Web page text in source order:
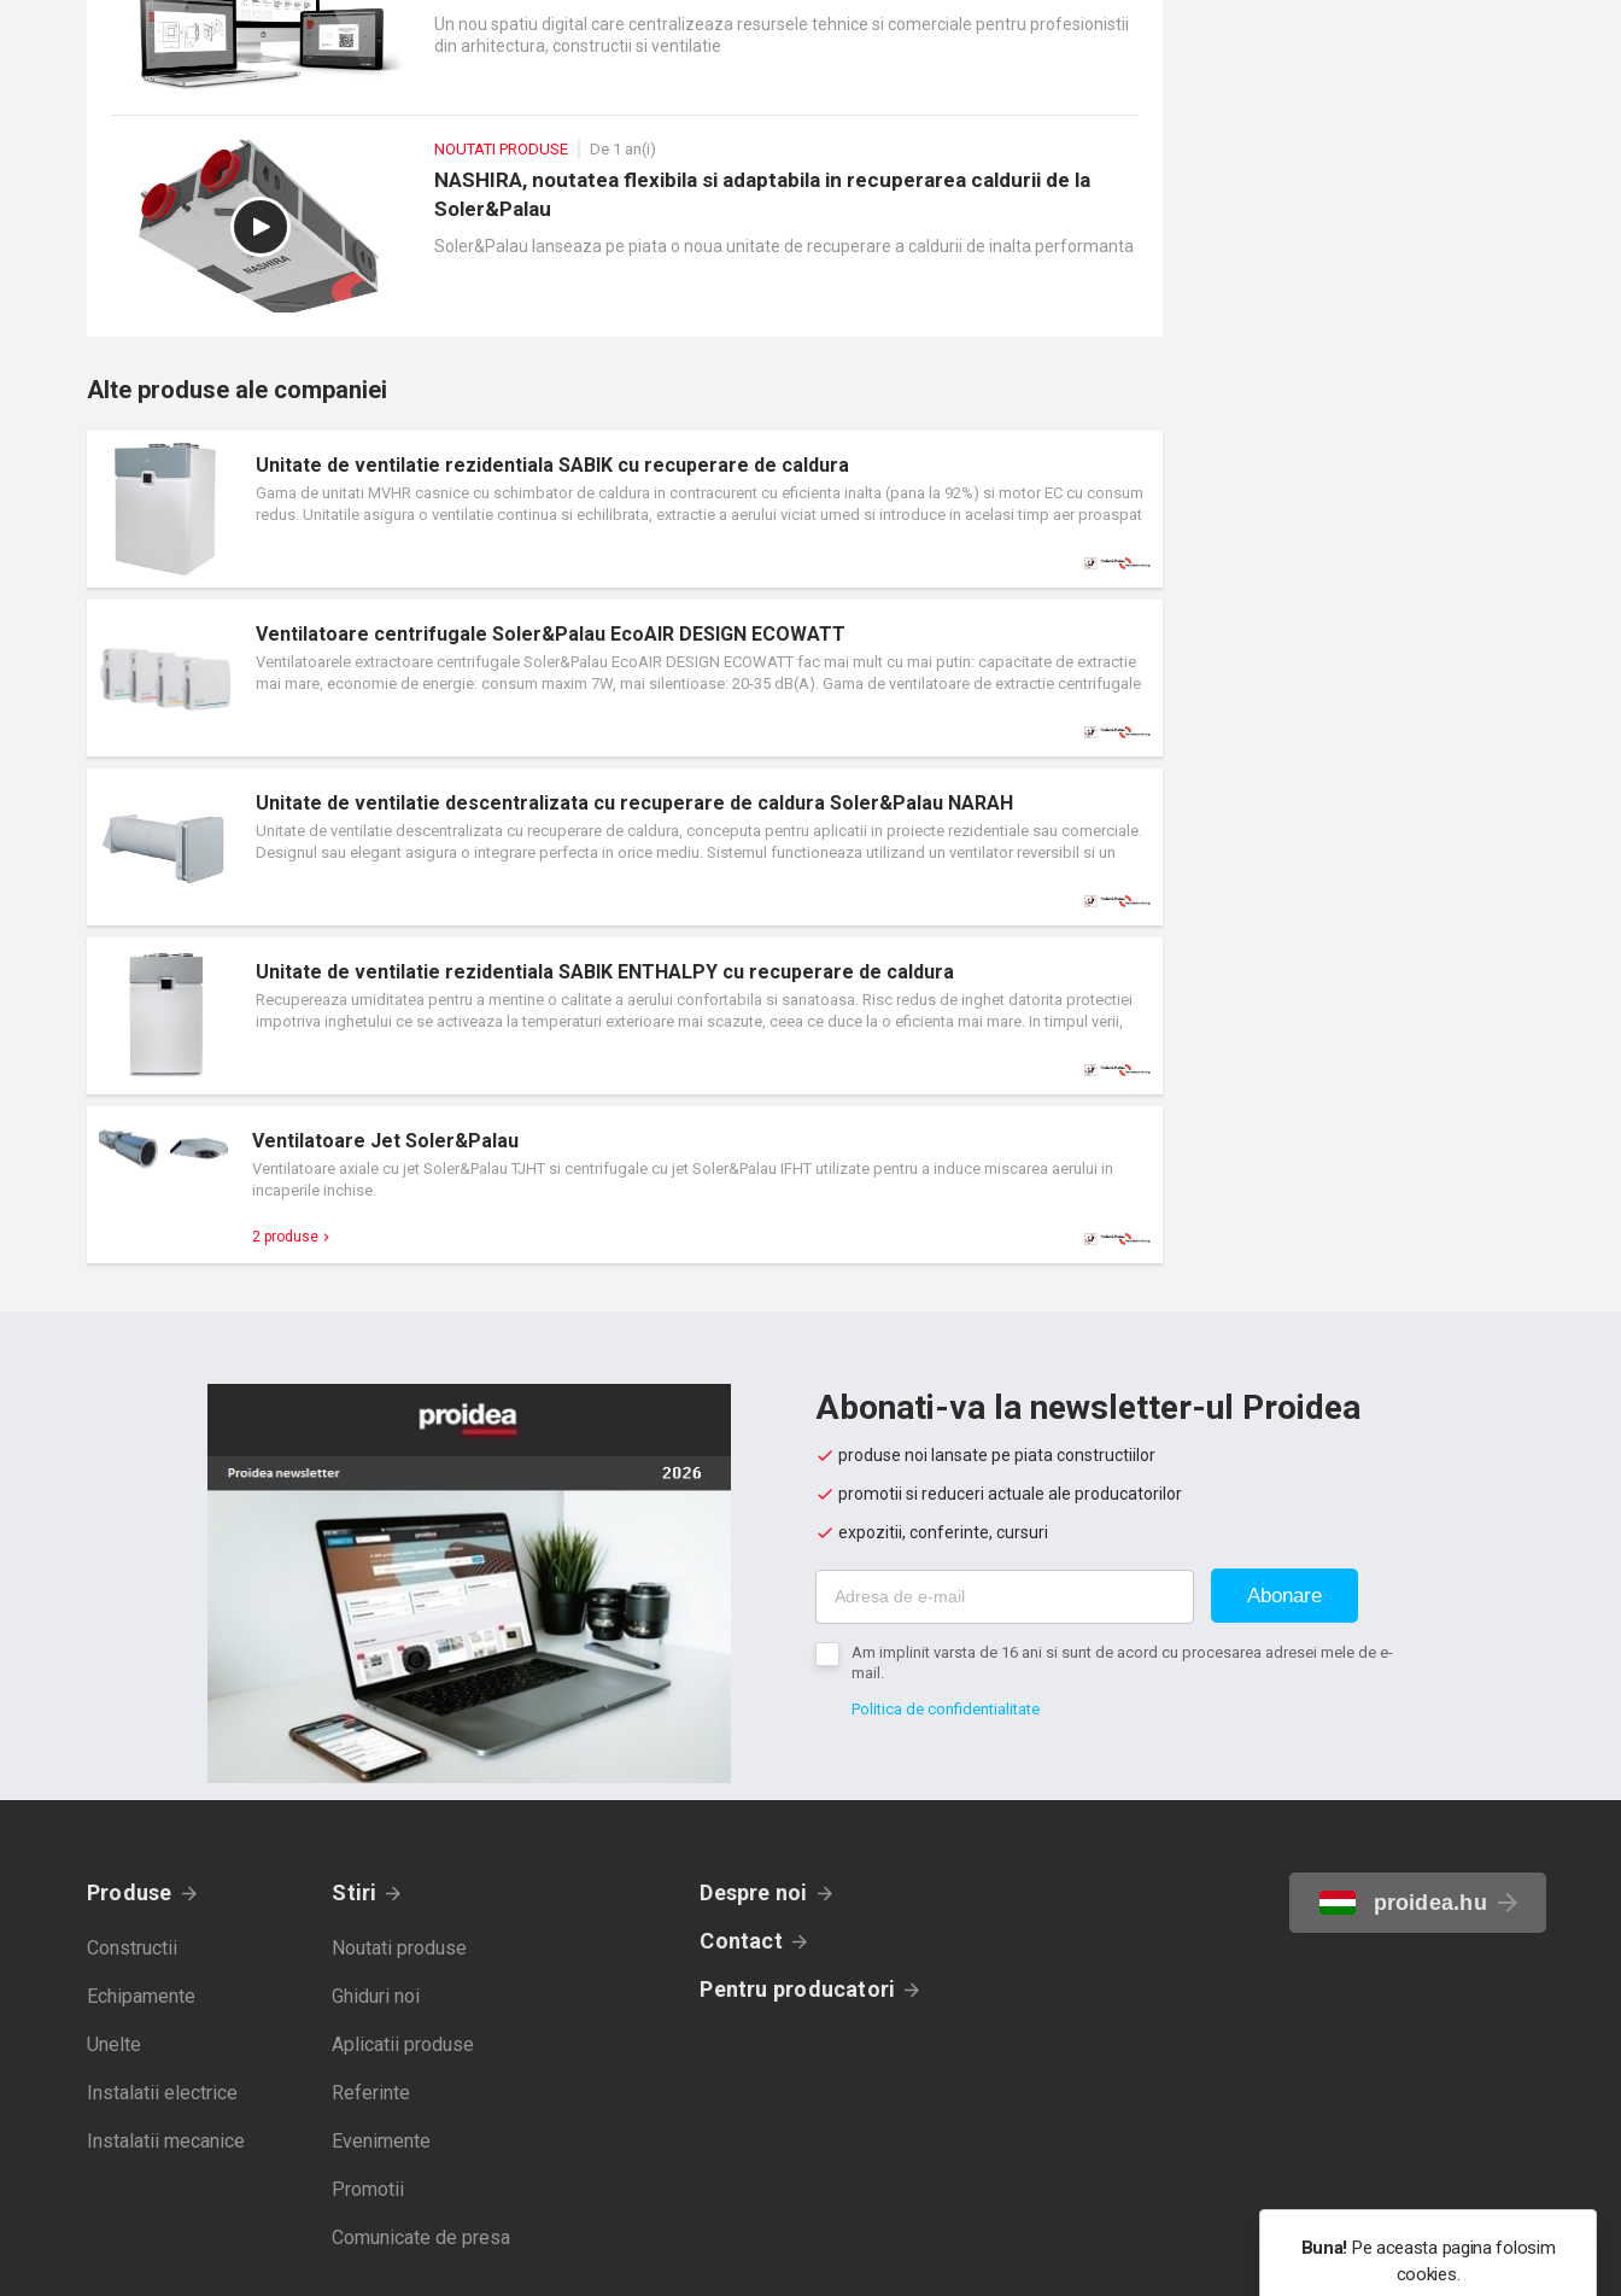
Un nou spatiu digital care centralizeaza resursele tehnice si comerciale pentru profesionistii
din arhitectura, constructii si ventilatie
NOUTATI PRODUSE De 1 an(i)
NASHIRA, noutatea flexibila si adaptabila in recuperarea caldurii de la
Soler&Palau
Soler&Palau lanseaza pe piata o noua unitate de recuperare a caldurii de inalta performanta
Alte produse ale companiei
Unitate de ventilatie rezidentiala SABIK cu recuperare de caldura
Gama de unitati MVHR casnice cu schimbator de caldura in contracurent cu eficienta inalta (pana la 92%) si motor EC cu consum
redus. Unitatile asigura o ventilatie continua si echilibrata, extractie a aerului viciat umed si introduce in acelasi timp aer proaspat
scazut, izolare termica ridicata si un nivel de zgomot minim. Senzorul de umiditate integrat permite functia automata de urmarire
caldura. Pentru imbunatatirea calitatii aerului se poate monta un filtru (F7) pe intruducerea de aer. Se activeaza un bypass integrat
100%, fie automat, fie manual.
Ventilatoare centrifugale Soler&Palau EcoAIR DESIGN ECOWATT
Ventilatoarele extractoare centrifugale Soler&Palau EcoAIR DESIGN ECOWATT fac mai mult cu mai putin: capacitate de extractie
mai mare, economie de energie: consum maxim 7W, mai silentioase: 20-35 dB(A). Gama de ventilatoare de extractie centrifugale
Unitate de ventilatie descentralizata cu recuperare de caldura Soler&Palau NARAH
Unitate de ventilatie descentralizata cu recuperare de caldura, conceputa pentru aplicatii in proiecte rezidentiale sau comerciale.
Designul sau elegant asigura o integrare perfecta in orice mediu. Sistemul functioneaza utilizand un ventilator reversibil si un
ajustat automat in functie de nivelul de umiditate din interior, asigurand o calitate optima a aerului. Filtrarea aerului este asigurata
potrivita pentru grosimi ale peretilor de la 250 mm la 490 mm.
Unitate de ventilatie rezidentiala SABIK ENTHALPY cu recuperare de caldura
Recupereaza umiditatea pentru a mentine o calitate a aerului confortabila si sanatoasa. Risc redus de inghet datorita protectiei
impotriva inghetului ce se activeaza la temperaturi exterioare mai scazute, ceea ce duce la o eficienta mai mare. In timpul verii,
avantaje pentru instalare. Caile de directionare a fluxului de aer pot fi schimbate pentru a permite configuratii alternative la fata
Ventilatoare Jet Soler&Palau
Ventilatoare axiale cu jet Soler&Palau TJHT si centrifugale cu jet Soler&Palau IFHT utilizate pentru a induce miscarea aerului in
incaperile inchise.
2 produse
Abonati-va la newsletter-ul Proidea
produse noi lansate pe piata constructiilor
promotii si reduceri actuale ale producatorilor
expozitii, conferinte, cursuri
Abonare
Am implinit varsta de 16 ani si sunt de acord cu procesarea adresei mele de e-
mail.
Politica de confidentialitate
Produse
Constructii
Echipamente
Unelte
Instalatii electrice
Instalatii mecanice
Stiri
Noutati produse
Ghiduri noi
Aplicatii produse
Referinte
Evenimente
Promotii
Comunicate de presa
Despre noi
Contact
Pentru producatori
proidea.hu
Buna! Pe aceasta pagina folosim
cookies.